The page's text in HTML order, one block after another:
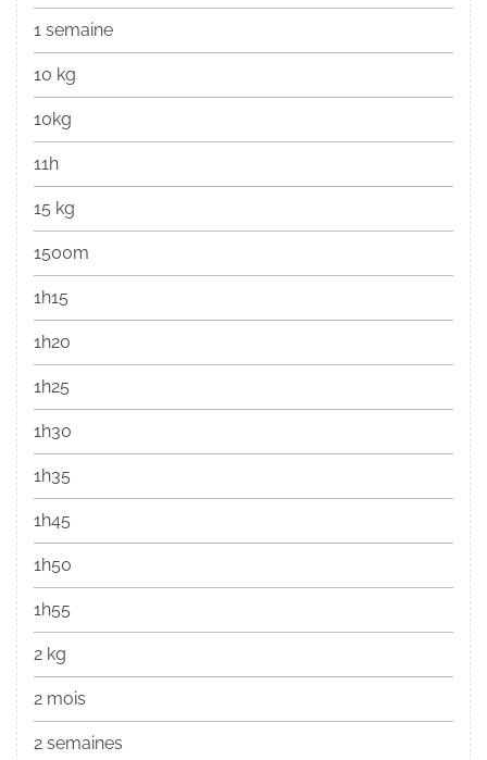
1 semaine
10 kg
10kg
11h
15 kg
1500m
1h15
1h20
1h25
1h30
1h35
1h45
1h50
1h55
2 kg
2 mois
2 semaines